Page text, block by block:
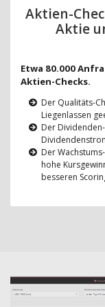
Aktien-
Aktie
Etwa 80.000
Aktien-Checks.
Der Qualitäts-
Liegenlassen
Der
Der
hohe
besseren